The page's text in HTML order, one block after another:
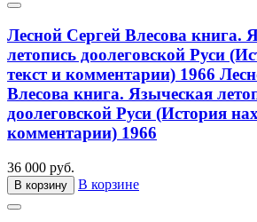
Лесной Сергей Влесова книга.
летопись доолеговской Руси
текст и комментарии) 1966
Влесова книга. Языческая
доолеговской Руси (История
комментарии) 1966
36 000 руб.
В корзину В корзине